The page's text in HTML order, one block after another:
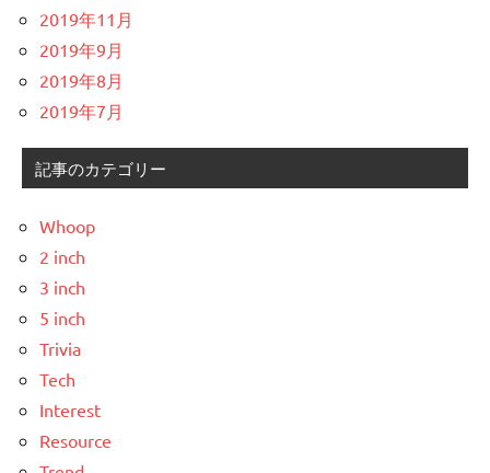
2019年11月
2019年9月
2019年8月
2019年7月
記事のカテゴリー
Whoop
2 inch
3 inch
5 inch
Trivia
Tech
Interest
Resource